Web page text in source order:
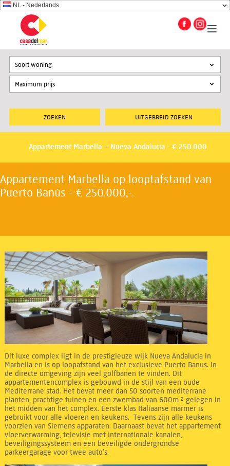
NL - Nederlands
UITGEBREID ZOEKEN
Soort woning
Appartement Marbella – Nueva Andalucia - € 250.000
Appartement Marbella op looptafstand van
Puerto Banús - € 250.000,-.
Dit luxe complex ligt in de prestigieuze wijk Nueva Andalucia in
Marbella en is op loopafstand van het exclusieve Puerto Banus. In
de directe omgeving zijn veel golfbanen te vinden. Dit
appartementencomplex is gebouwd in de stijl van een oude
Mediterrane stad. Het bevat meer dan 50 soorten mediterrane
planten, prachtige tuinen en een zwembad van 600m ² gelegen in
het midden van het complex. Eerste klas Italiaanse marmer is
gebruikt voor alle vloeren en keukens. Tevens zijn alle keukens
voorzien van Siemens apparaten. Daarnaast bevat het appartement
vloerverwarming, televisie met internationale kanalen,
beveiligingssysteem en een beveiligde ondergrondse
parkeergarage voor twee auto’s.